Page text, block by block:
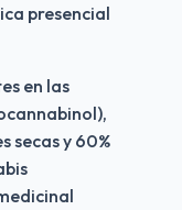
presencial
en las
secas y 60%